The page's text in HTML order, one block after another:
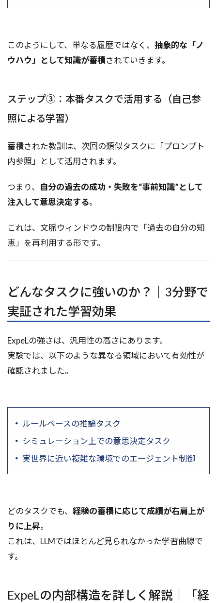
このようにして、単なる履歴ではなく、 抽象的な「ノ
ウハウ」として知識が蓄積されていきます。
ステップ③：本番タスクで活用する（自己参
照による学習）
蓄積された教訓は、次回の類似タスクに「プロンプト
内参照」として活用されます。
つまり、 自分の過去の成功・失敗を“事前知識”として
注入して意思決定する。
これは、文脈ウィンドウの制限内で「過去の自分の知
恵」を再利用する形です。
どんなタスクに強いのか？｜3分野で
実証された学習効果
ExpeLの強さは、汎用性の高さにあります。
実験では、以下のような異なる領域において有効性が
確認されました。
ルールベースの推論タスク
シミュレーション上での意思決定タスク
実世界に近い複雑な環境でのエージェント制御
どのタスクでも、 経験の蓄積に応じて成績が右肩上が
りに上昇。
これは、LLMではほとんど見られなかった学習曲線で
す。
ExpeLの内部構造を詳しく解説｜「経